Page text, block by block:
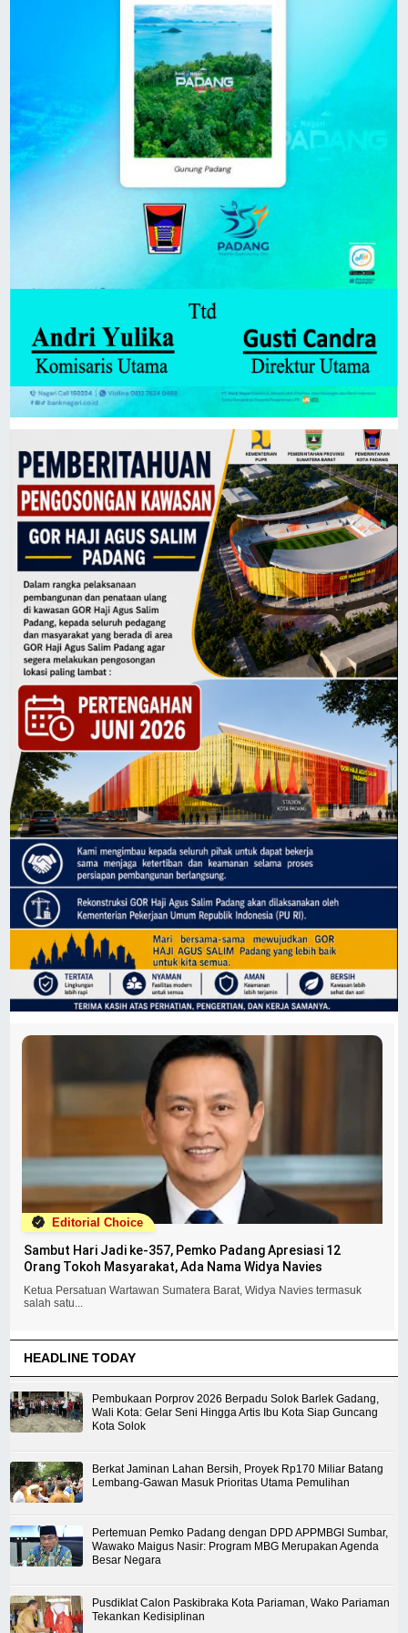
Editorial Choice
Sambut Hari Jadi ke-357, Pemko Padang Apresiasi 12
Orang Tokoh Masyarakat, Ada Nama Widya Navies
Ketua Persatuan Wartawan Sumatera Barat, Widya Navies termasuk
salah satu...
HEADLINE TODAY
Pembukaan Porprov 2026 Berpadu Solok Barlek Gadang,
Wali Kota: Gelar Seni Hingga Artis Ibu Kota Siap Guncang
Kota Solok
Berkat Jaminan Lahan Bersih, Proyek Rp170 Miliar Batang
Lembang-Gawan Masuk Prioritas Utama Pemulihan
Pertemuan Pemko Padang dengan DPD APPMBGI Sumbar,
Wawako Maigus Nasir: Program MBG Merupakan Agenda
Besar Negara
Pusdiklat Calon Paskibraka Kota Pariaman, Wako Pariaman
Tekankan Kedisiplinan